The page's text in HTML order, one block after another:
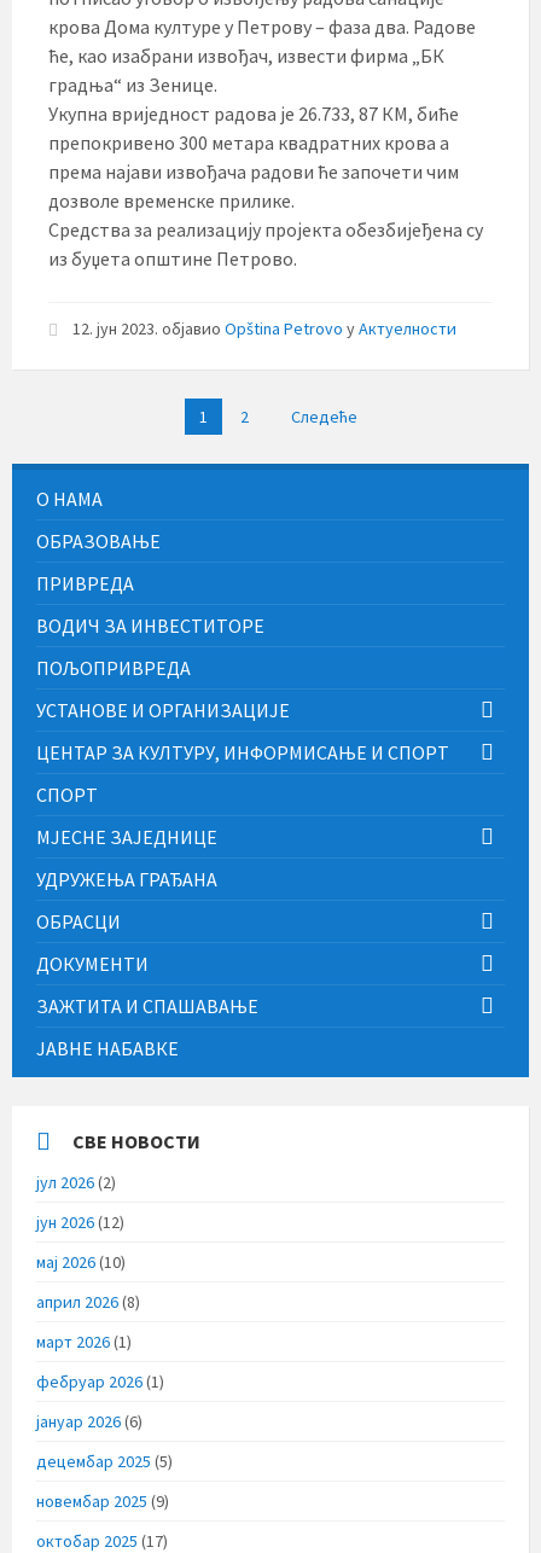
крова Дома културе у Петрову – фаза два. Радове
ће, као изабрани извођач, извести фирма „БК
градња“ из Зенице.
Укупна вриједност радова је 26.733, 87 КМ, биће
препокривено 300 метара квадратних крова а
према најави извођача радови ће започети чим
дозволе временске прилике.
Средства за реализацију пројекта обезбијеђена су
из буџета општине Петрово.
12. јун 2023. објавио Opština Petrovo уАктуелности
1 2 Следеће
О НАМА
ОБРАЗОВАЊЕ
ПРИВРЕДА
ВОДИЧ ЗА ИНВЕСТИТОРЕ
ПОЉОПРИВРЕДА
УСТАНОВЕ И ОРГАНИЗАЦИЈЕ
ЦЕНТАР ЗА КУЛТУРУ, ИНФОРМИСАЊЕ И СПОРТ
СПОРТ
МЈЕСНЕ ЗАЈЕДНИЦЕ
УДРУЖЕЊА ГРАЂАНА
ОБРАСЦИ
ДОКУМЕНТИ
ЗАЖТИТА И СПАШАВАЊЕ
ЈАВНЕ НАБАВКЕ
СВЕ НОВОСТИ
јул 2026(2)
јун 2026(12)
мај 2026(10)
април 2026(8)
март 2026(1)
фебруар 2026(1)
јануар 2026(6)
децембар 2025 (5)
новембар 2025 (9)
октобар 2025 (17)